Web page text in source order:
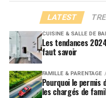
LATEST
CUISINE & SALLE DE
Les tendances
faut savoir
FAMILLE & PARENTAGE
Pourquoi le permis
les chargés de